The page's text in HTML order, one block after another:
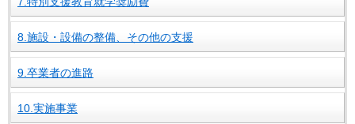
8.施設・設備の整備、その他の支援
9.卒業者の進路
10.実施事業